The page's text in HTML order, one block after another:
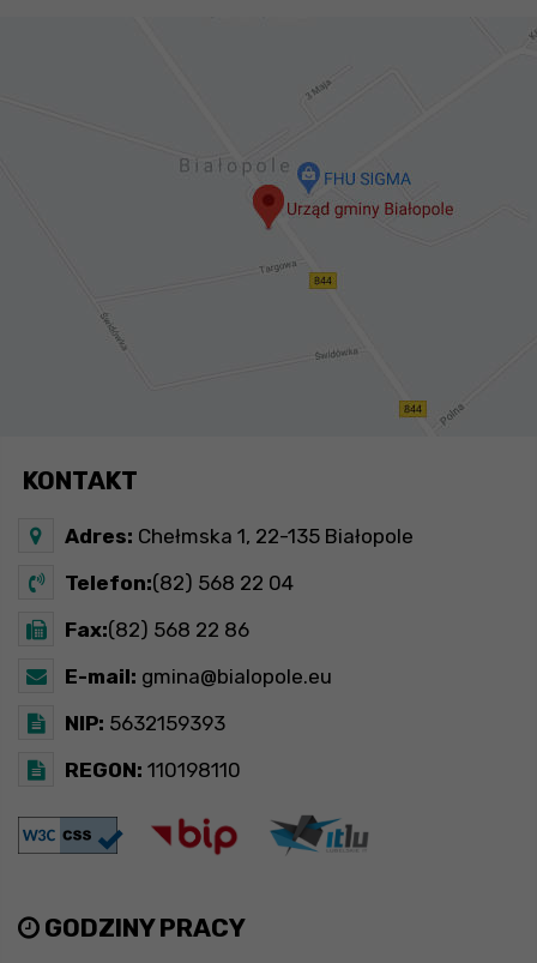
KONTAKT
Adres: Chełmska 1, 22-135 Białopole
Telefon:(82) 568 22 04
Fax:(82) 568 22 86
E-mail: gmina@bialopole.eu
NIP: 5632159393
REGON: 110198110
GODZINY PRACY